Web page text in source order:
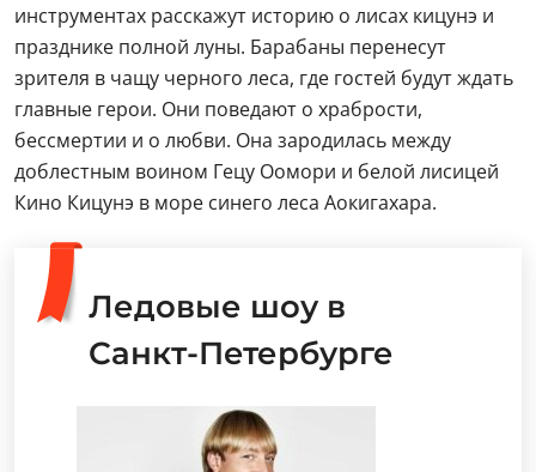
инструментах расскажут историю о лисах кицунэ и
празднике полной луны. Барабаны перенесут
зрителя в чащу черного леса, где гостей будут ждать
главные герои. Они поведают о храбрости,
бессмертии и о любви. Она зародилась между
доблестным воином Гецу Оомори и белой лисицей
Кино Кицунэ в море синего леса Аокигахара.
Ледовые шоу в
Санкт-Петербурге